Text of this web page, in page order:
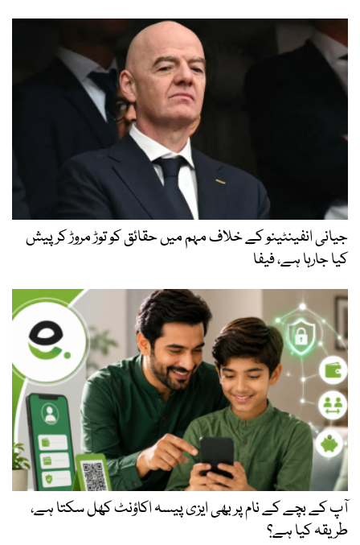
جیانی انفینٹینو کے خلاف مہم میں حقائق کو توڑ مروڑ کر پیش
کیا جارہا ہے، فیفا
آپ کے بچے کے نام پر بھی ایزی پیسہ اکاؤنٹ کھل سکتا ہے،
طریقہ کیا ہے؟